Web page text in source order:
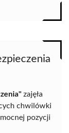
zajęła
chwilówki
pozycji